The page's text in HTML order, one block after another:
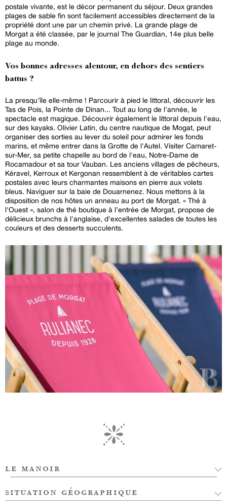
postale vivante, est le décor permanent du séjour. Deux grandes
plages de sable fin sont facilement accessibles directement de la
propriété dont une par un chemin privé. La grande plage de
Morgat a été classée, par le journal The Guardian, 14e plus belle
plage au monde.
Vos bonnes adresses alentour, en dehors des sentiers
battus ?
La presqu'île elle-même ! Parcourir à pied le littoral, découvrir les
Tas de Pois, la Pointe de Dinan... Tout au long de l'année, le
spectacle est magique. Découvrir également le littoral depuis l'eau,
sur des kayaks. Olivier Latin, du centre nautique de Mogat, peut
organiser des sorties au lever du soleil pour admirer les fonds
marins, et même entrer dans la Grotte de l'Autel. Visiter Camaret-
sur-Mer, sa petite chapelle au bord de l'eau, Notre-Dame de
Rocamadour et sa tour Vauban. Les anciens villages de pêcheurs,
Kéravel, Kerroux et Kergonan ressemblent à de véritables cartes
postales avec leurs charmantes maisons en pierre aux volets
bleus. Naviguer sur la baie de Douarnenez. Nous mettons à la
disposition de nos hôtes un anneau au port de Morgat. « Thé à
l'Ouest », salon de thé boutique à l’entrée de Morgat, propose de
délicieux brunchs à l'anglaise, d'excellentes salades de toutes les
couleurs et des desserts succulents.
le manoir
situation géographique